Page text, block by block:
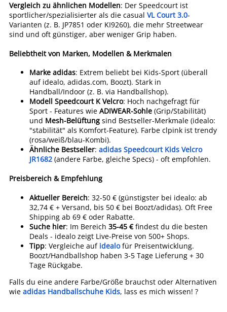
Vergleich zu ähnlichen Modellen: Der Speedcourt ist
sportlicher/spezialisierter als die casual VL Court 3.0-
Varianten (z. B. JP7851 oder KI9260), die mehr Streetwear
sind und oft günstiger, aber weniger Grip haben.
Beliebtheit von Marken, Modellen & Merkmalen
Marke adidas: Extrem beliebt bei Kids-Sport (überall
auf idealo, adidas.com, Boozt). Stark in
Handball/Indoor (z. B. via Handballshop).
Modell Speedcourt K Velcro: Hoch nachgefragt für
Sport - Features wie ADIWEAR-Sohle (Grip/Stabilität)
und Mesh-Belüftung sind Bestseller-Merkmale (idealo:
"stabilität" als Komfort-Feature). Farbe clpink ist trendy
(rosa/weiß/blau-Kombi).
Ähnliche Bestseller: adidas Speedcourt Kids Velcro
JR1682 (andere Farbe, gleiche Specs) - oft empfohlen.
Preisbereich & Empfehlung
Aktueller Bereich: 32-50 € (günstigster bei idealo: ab
32,74 € + Versand, bis 50 € bei Boozt/adidas). Oft Free
Shipping ab 69 € oder Rabatte.
Suche hier: Im Bereich 35-45 €findest du die besten
Deals - idealo zeigt Live-Preise von 500+ Shops.
Tipp: Vergleiche auf idealofür Preisentwicklung.
Boozt/Handballshop haben 3-5 Tage Lieferung + 30
Tage Rückgabe.
Falls du eine andere Farbe/Größe brauchst oder Alternativen
wie adidas Handballschuhe Kids, lass es mich wissen! ?